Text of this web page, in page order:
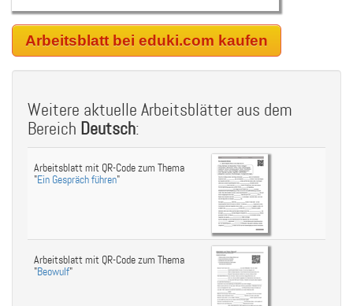
Arbeitsblatt bei eduki.com kaufen
Weitere aktuelle Arbeitsblätter aus dem
Bereich Deutsch:
Arbeitsblatt mit QR-Code zum Thema
"Ein Gespräch führen"
Arbeitsblatt mit QR-Code zum Thema
"Beowulf"